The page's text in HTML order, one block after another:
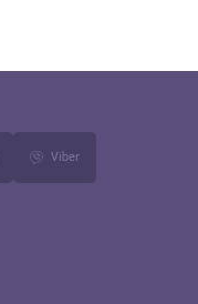
Viber